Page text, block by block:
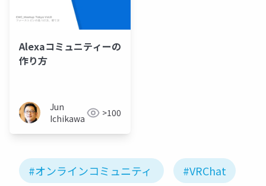
Alexaコミュニティーの
作り方
Jun
Ichikawa
>100
#オンラインコミュニティ #VRChat